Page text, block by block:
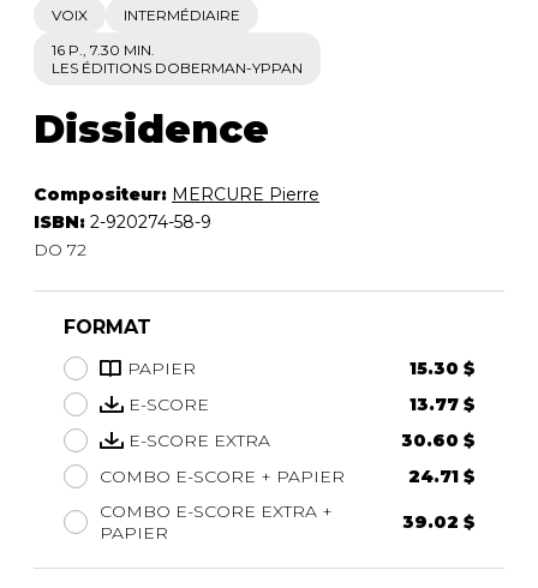
VOIX
INTERMÉDIAIRE
16 P., 7.30 MIN.
LES ÉDITIONS DOBERMAN-YPPAN
Dissidence
Compositeur: MERCURE Pierre
ISBN: 2-920274-58-9
DO 72
FORMAT
PAPIER
15.30 $
E-SCORE
13.77 $
E-SCORE EXTRA
30.60 $
COMBO E-SCORE + PAPIER
24.71 $
COMBO E-SCORE EXTRA +
PAPIER
39.02 $